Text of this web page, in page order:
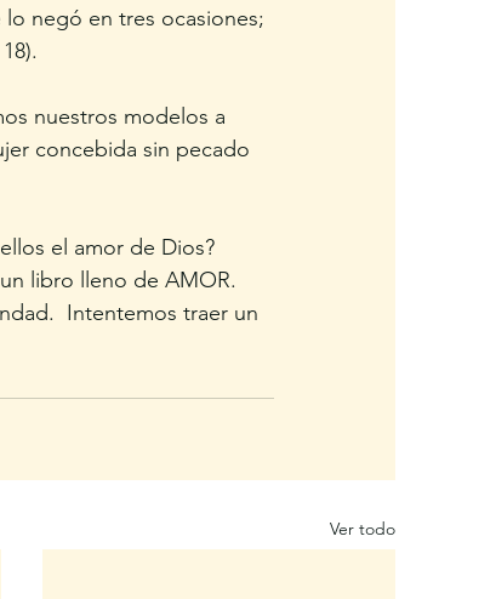
negó en tres ocasiones;
nuestros modelos a
concebida sin pecado
el amor de Dios?
libro lleno de AMOR.
Intentemos traer un
Ver todo